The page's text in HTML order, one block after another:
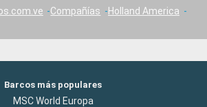
Compañías
Holland America
Barcos más populares
MSC World Europa